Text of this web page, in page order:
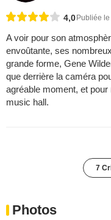
4,0 Publiée
A voir pour son
envoûtante, ses
grande forme, Gene
que derrière la caméra
agréable moment, et
music hall.
7
Photos